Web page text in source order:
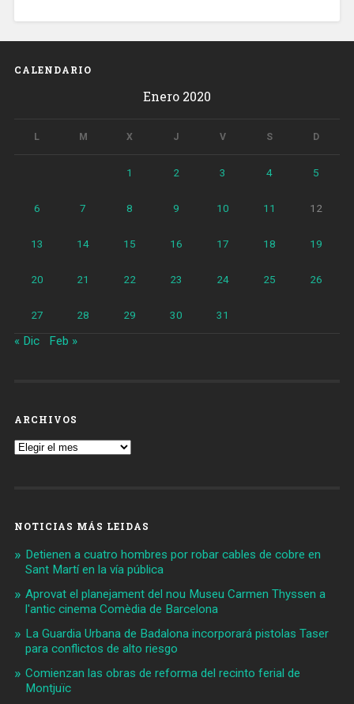
CALENDARIO
Enero 2020
L M X J V S D
1 2 3 4 5
6 7 8 9 10 11 12
13 14 15 16 17 18 19
20 21 22 23 24 25 26
27 28 29 30 31
« Dic Feb »
ARCHIVOS
Archivos
NOTICIAS MÁS LEIDAS
Detienen a cuatro hombres por robar cables de cobre en
Sant Martí en la vía pública
Aprovat el planejament del nou Museu Carmen Thyssen a
l'antic cinema Comèdia de Barcelona
La Guardia Urbana de Badalona incorporará pistolas Taser
para conflictos de alto riesgo
Comienzan las obras de reforma del recinto ferial de
Montjuïc